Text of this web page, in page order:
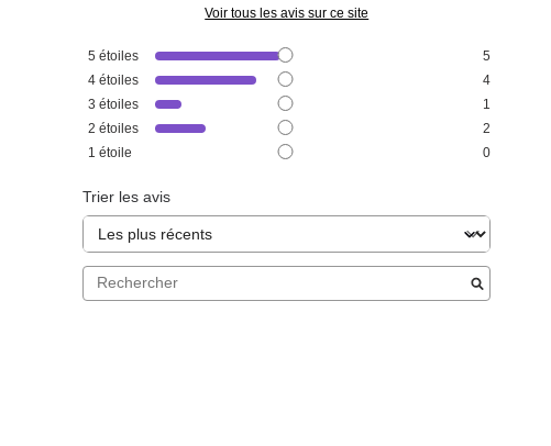
Voir tous les avis sur ce site
5 étoiles
5
4 étoiles
4
3 étoiles
1
2 étoiles
2
1 étoile 0
Trier les avis